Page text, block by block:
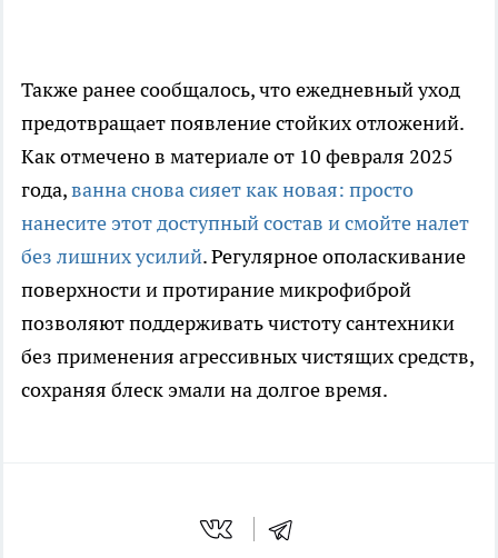
Также ранее сообщалось, что ежедневный уход
предотвращает появление стойких отложений.
Как отмечено в материале от 10 февраля 2025
года,ванна снова сияет как новая: просто
нанесите этот доступный состав и смойте налет
без лишних усилий. Регулярное ополаскивание
поверхности и протирание микрофиброй
позволяют поддерживать чистоту сантехники
без применения агрессивных чистящих средств,
сохраняя блеск эмали на долгое время.